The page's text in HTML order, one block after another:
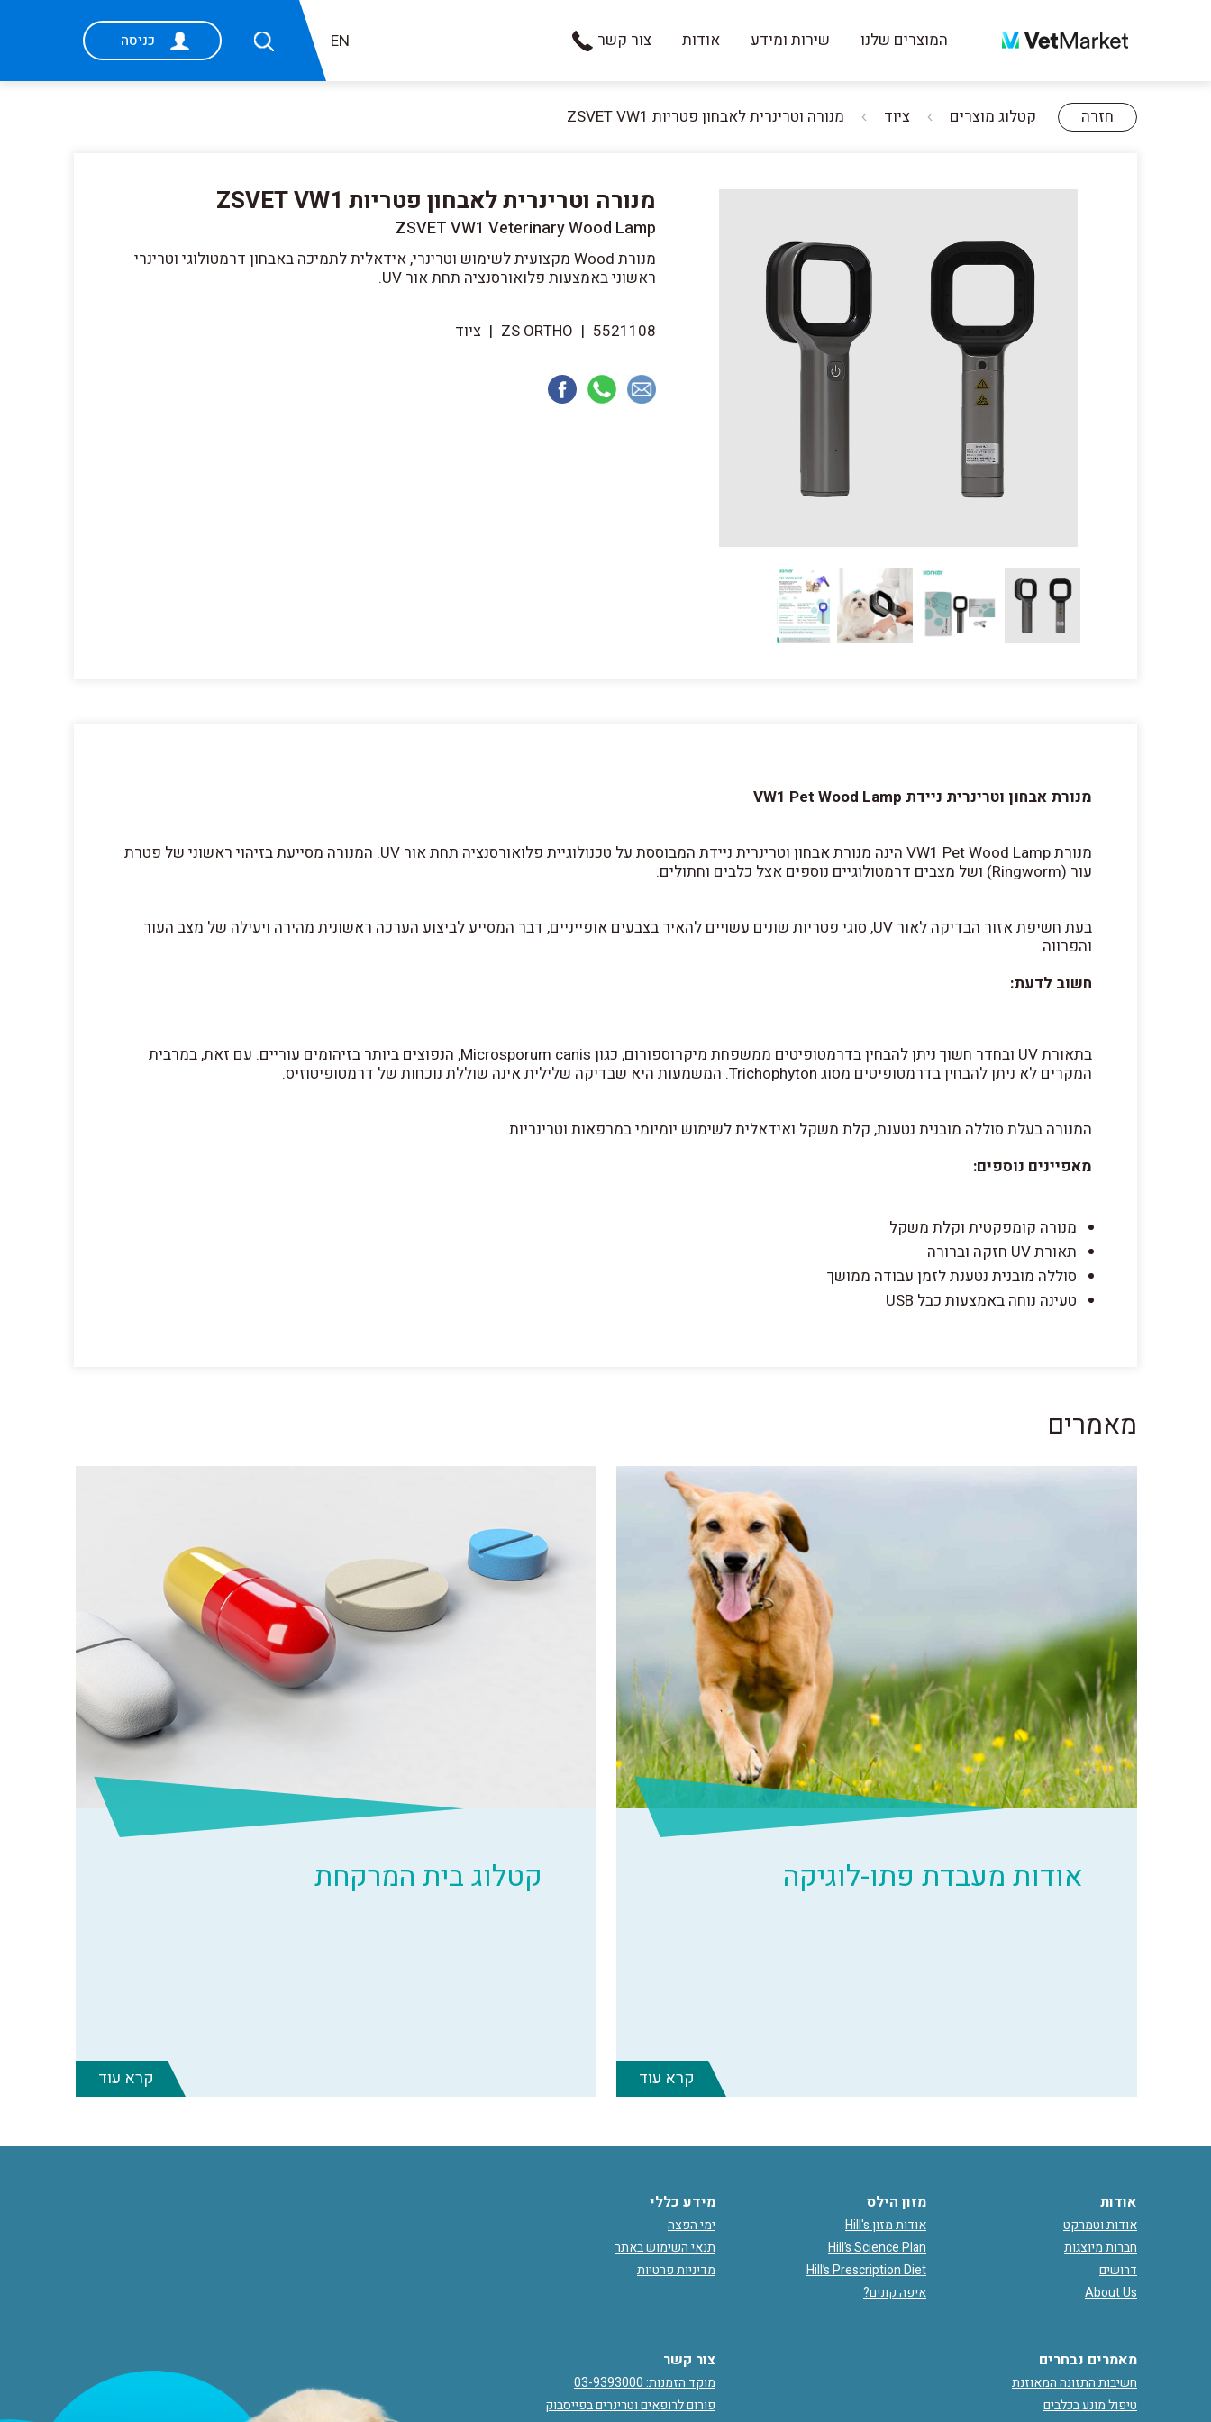
המוצרים שלנו שירות ומידע אודות צור קשר EN כניסה
חזרה קטלוג מוצרים ציוד מנורה וטרינרית לאבחון פטריות ZSVET VW1
מנורה וטרינרית לאבחון פטריות ZSVET VW1
ZSVET VW1 Veterinary Wood Lamp
מנורת Wood מקצועית לשימוש וטרינרי, אידאלית לתמיכה באבחון דרמטולוגי וטרינרי
ראשוני באמצעות פלואורסנציה תחת אור UV.
5521108
|
ZS ORTHO
| ציוד
מנורת אבחון וטרינרית ניידת VW1 Pet Wood Lamp
מנורת VW1 Pet Wood Lamp הינה מנורת אבחון וטרינרית ניידת המבוססת על טכנולוגיית פלואורסנציה תחת אור UV. המנורה מסייעת בזיהוי ראשוני של פטרת
עור (Ringworm) ושל מצבים דרמטולוגיים נוספים אצל כלבים וחתולים.
בעת חשיפת אזור הבדיקה לאור UV, סוגי פטריות שונים עשויים להאיר בצבעים אופייניים, דבר המסייע לביצוע הערכה ראשונית מהירה ויעילה של מצב העור
והפרווה.
חשוב לדעת:
בתאורת UV ובחדר חשוך ניתן להבחין בדרמטופיטים ממשפחת מיקרוספורום, כגון Microsporum canis, הנפוצים ביותר בזיהומים עוריים. עם זאת, במרבית
המקרים לא ניתן להבחין בדרמטופיטים מסוג Trichophyton. המשמעות היא שבדיקה שלילית אינה שוללת נוכחות של דרמטופיטוזיס.
המנורה בעלת סוללה מובנית נטענת, קלת משקל ואידאלית לשימוש יומיומי במרפאות וטרינריות.
מאפיינים נוספים:
מנורה קומפקטית וקלת משקל
תאורת UV חזקה וברורה
סוללה מובנית נטענת לזמן עבודה ממושך
טעינה נוחה באמצעות כבל USB
מאמרים
אודות מעבדת פתו-לוגיקה
קרא עוד
קטלוג בית המרקחת
קרא עוד
אודות
אודות וטמרקט
חברות מיוצגות
דרושים
About Us
מזון הילס
אודות מזון Hill's
Hill’s Science Plan
Hill’s Prescription Diet
איפה קונים?
מידע כללי
ימי הפצה
תנאי השימוש באתר
מדיניות פרטיות
מאמרים נבחרים
חשיבות התזונה המאוזנת
טיפול מונע בכלבים
צור קשר
מוקד הזמנות: 03-9393000
פורום לרופאים וטרינרים בפייסבוק